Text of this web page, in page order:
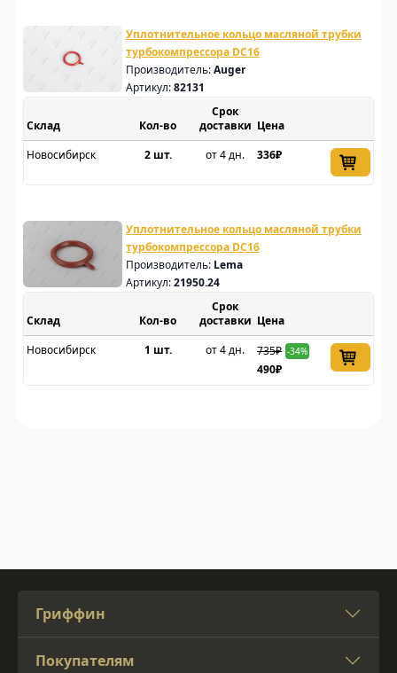
Уплотнительное кольцо масляной трубки
турбокомпрессора DC16
Производитель:Auger
Артикул:82131
Склад
Срок
доставки Цена
Новосибирск
2 шт. от 4 дн. 336₽
Уплотнительное кольцо масляной трубки
турбокомпрессора DC16
Производитель: Lema
Артикул:21950.24
Склад
Срок
доставки Цена
Новосибирск
1 шт. от 4 дн. 735₽ -34%
490₽
Гриффин
Покупателям